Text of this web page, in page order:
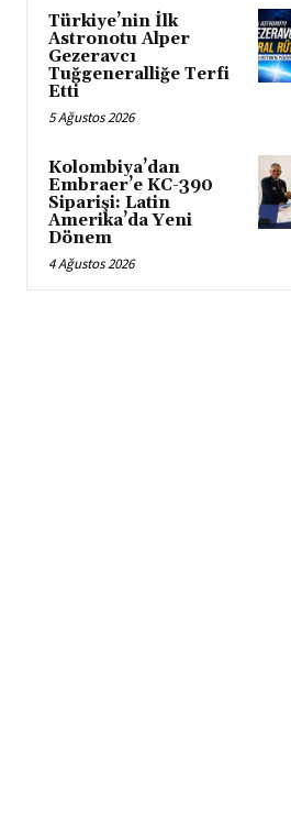
Türkiye’nin İlk
Astronotu Alper
Gezeravcı
Tuğgeneralliğe Terfi
Etti
5 Ağustos 2026
Kolombiya’dan
Embraer’e KC-390
Siparişi: Latin
Amerika’da Yeni
Dönem
4 Ağustos 2026